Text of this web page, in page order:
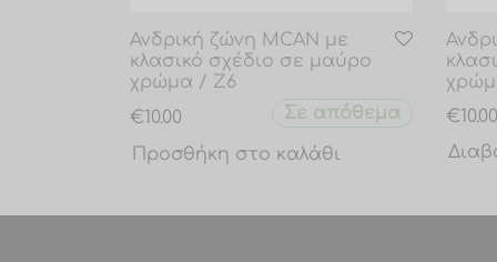
Ανδρική ζώνη MCAN με
κλασικό σχέδιο σε μαύρο
χρώμα / Ζ6
€10.00 Σε απόθεμα
Προσθήκη στο καλάθι
€10.00